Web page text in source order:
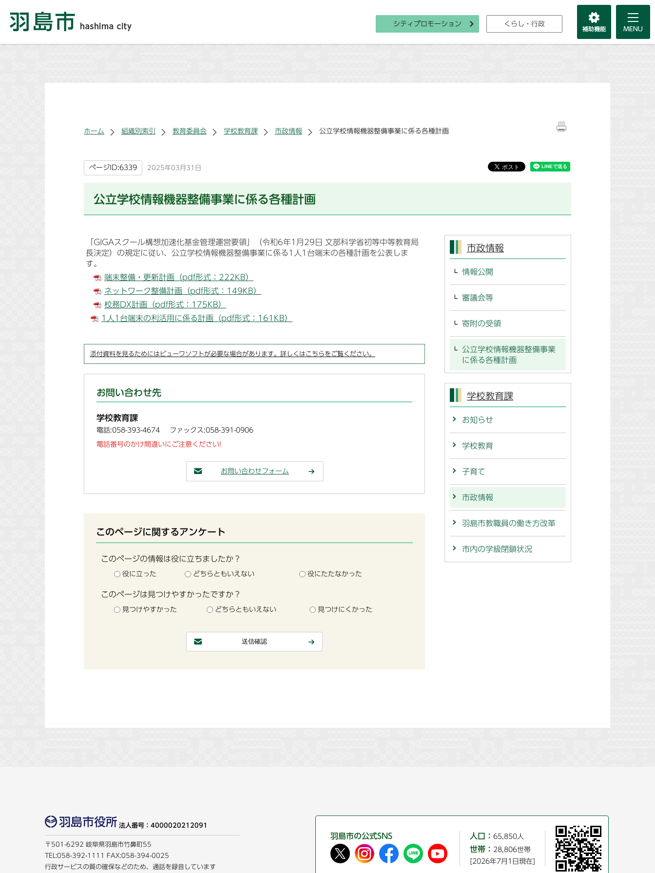
シティプロモーション くらし・行政
ホーム 組織別索引 教育委員会 学校教育課 市政情報 公立学校情報機器整備事業に係る各種計画
ページID:6339 2025年03月31日
公立学校情報機器整備事業に係る各種計画
「GIGAスクール構想加速化基金管理運営要領」（令和6年1月29日 文部科学省初等中等教育局
長決定）の規定に従い、公立学校情報機器整備事業に係る1人1台端末の各種計画を公表しま
す。
端末整備・更新計画（pdf形式：222KB）
ネットワーク整備計画（pdf形式：149KB）
校務DX計画（pdf形式：175KB）
1人1台端末の利活用に係る計画（pdf形式：161KB）
添付資料を見るためにはビューワソフトが必要な場合があります。詳しくはこちらをご覧ください。
お問い合わせ先
学校教育課
電話:058-393-4674 ファックス:058-391-0906
電話番号のかけ間違いにご注意ください!
お問い合わせフォーム
このページに関するアンケート
このページの情報は役に立ちましたか？
役に立った どちらともいえない 役にたたなかった
このページは見つけやすかったですか？
見つけやすかった どちらともいえない 見つけにくかった
市政情報
情報公開
審議会等
寄附の受領
公立学校情報機器整備事業
に係る各種計画
学校教育課
お知らせ
学校教育
子育て
市政情報
羽島市教職員の働き方改革
市内の学級閉鎖状況
法人番号：4000020212091
〒501-6292 岐阜県羽島市竹鼻町55
TEL:058-392-1111
FAX:058-394-0025
行政サービスの質の確保などのため、通話を録音しています
羽島市の公式SNS 人口： 65,850人
世帯： 28,806世帯
[2026年7月1日現在]